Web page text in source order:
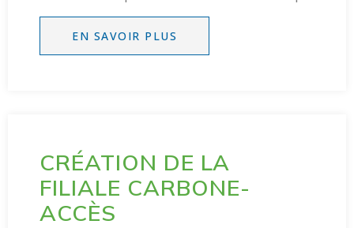
EN SAVOIR PLUS
CRÉATION DE LA
FILIALE CARBONE-
ACCÈS